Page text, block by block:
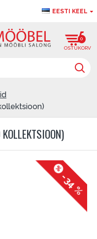
EESTI KEEL
0
-34 %